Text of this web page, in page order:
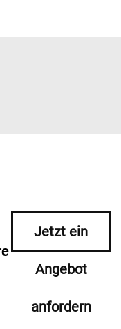
Jetzt ein
Angebot
anfordern